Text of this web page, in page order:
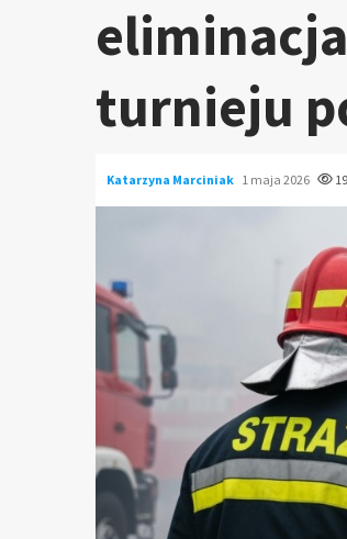
turnieju
Katarzyna Marciniak 1 maja 2026